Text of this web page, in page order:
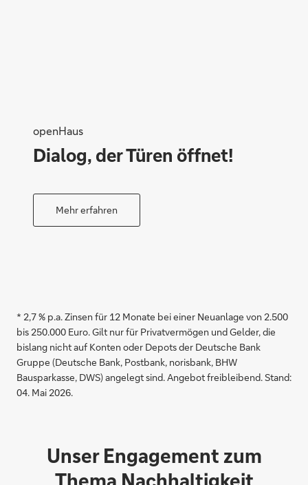
openHaus
Dialog, der Türen öffnet!
Mehr erfahren
* 2,7 % p.a. Zinsen für 12 Monate bei einer Neuanlage von 2.500
bis 250.000 Euro. Gilt nur für Privatvermögen und Gelder, die
bislang nicht auf Konten oder Depots der Deutsche Bank
Gruppe (Deutsche Bank, Postbank, norisbank, BHW
Bausparkasse, DWS) angelegt sind. Angebot freibleibend. Stand:
04. Mai 2026.
Unser Engagement zum